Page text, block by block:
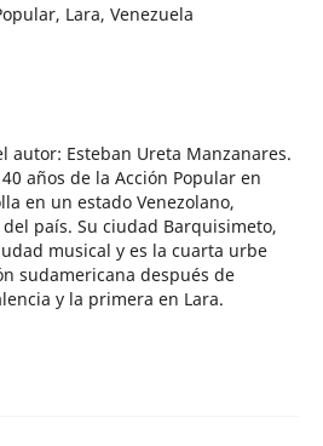
Lara, Venezuela
autor: Esteban Ureta Manzanares.
años de la Acción Popular en
en un estado Venezolano,
país. Su ciudad Barquisimeto,
musical y es la cuarta urbe
sudamericana después de
y la primera en Lara.